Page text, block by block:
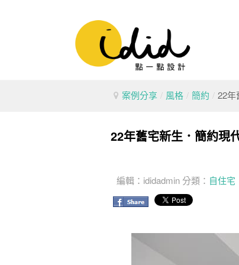
案例分享 / 風格 / 簡約 / 22年
22年舊宅新生．簡約現
編輯： ididadmin 分類： 自住宅